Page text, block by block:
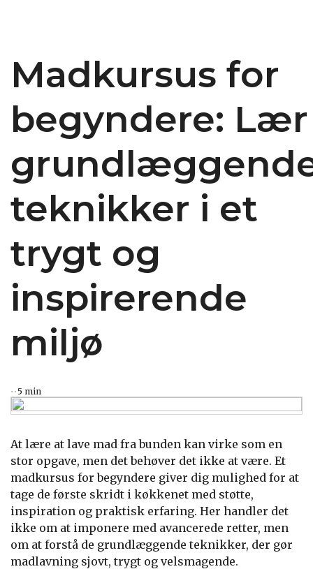
Madkursus for
begyndere: Lær
teknikker i et
trygt og
inspirerende
miljø
5 min
At lære at lave mad fra bunden kan virke som en
stor opgave, men det behøver det ikke at være. Et
madkursus for begyndere giver dig mulighed for at
tage de første skridt i køkkenet med støtte,
inspiration og praktisk erfaring. Her handler det
ikke om at imponere med avancerede retter, men
om at forstå de grundlæggende teknikker, der gør
madlavning sjovt, trygt og velsmagende.